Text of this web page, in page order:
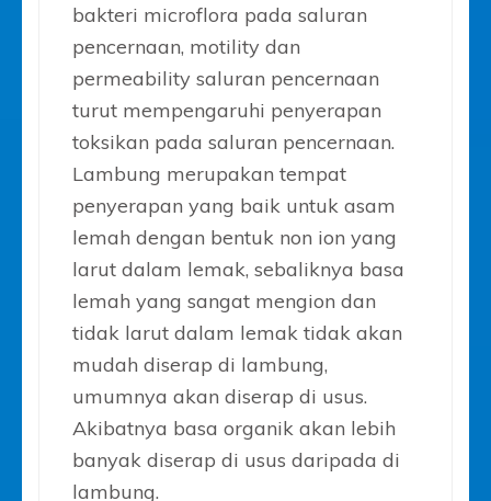
bakteri microflora pada saluran
pencernaan, motility dan
permeability saluran pencernaan
turut mempengaruhi penyerapan
toksikan pada saluran pencernaan.
Lambung merupakan tempat
penyerapan yang baik untuk asam
lemah dengan bentuk non ion yang
larut dalam lemak, sebaliknya basa
lemah yang sangat mengion dan
tidak larut dalam lemak tidak akan
mudah diserap di lambung,
umumnya akan diserap di usus.
Akibatnya basa organik akan lebih
banyak diserap di usus daripada di
lambung.